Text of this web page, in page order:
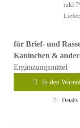
inkl
für Brief- und
Kaninchen &
Ergänzungsmittel
In den
Details